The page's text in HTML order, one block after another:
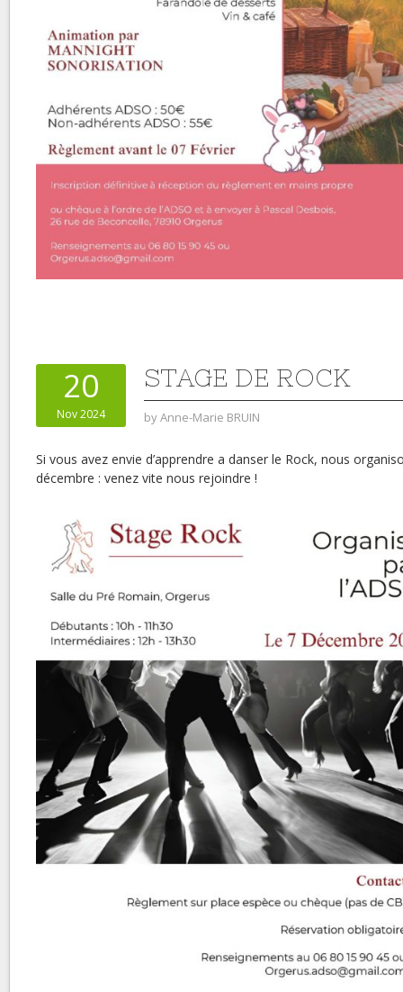
20
Nov 2024
STAGE DE ROCK
byAnne-Marie BRUIN
Si vous avez envie d’apprendre a danser le Rock, nous
décembre : venez vite nous rejoindre !